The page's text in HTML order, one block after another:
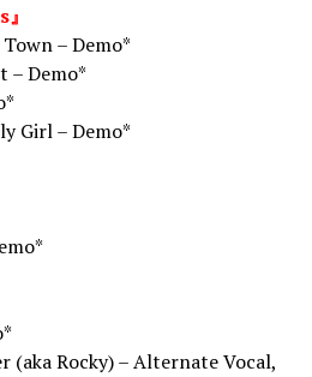
– Demo*
– Demo*
Girl – Demo*
(aka Rocky) – Alternate Vocal,